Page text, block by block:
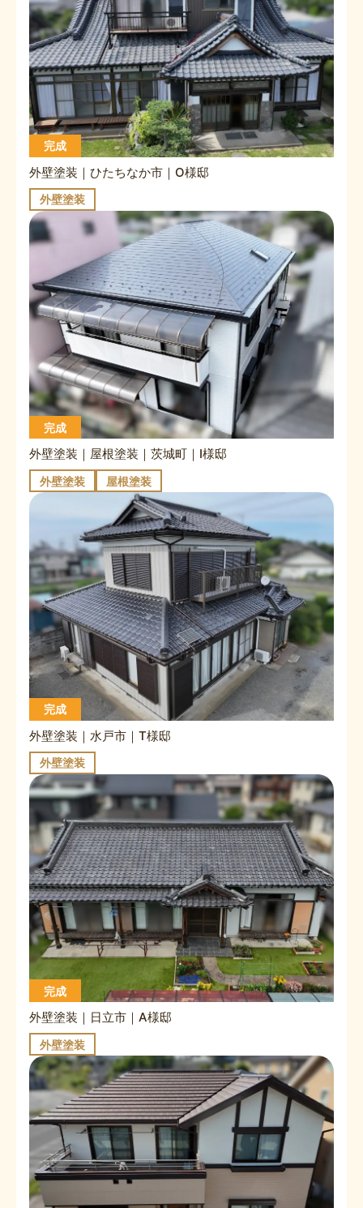
完成
外壁塗装｜ひたちなか市｜O様邸
外壁塗装
完成
外壁塗装｜屋根塗装｜茨城町｜I様邸
外壁塗装 屋根塗装
完成
外壁塗装｜水戸市｜T様邸
外壁塗装
完成
外壁塗装｜日立市｜A様邸
外壁塗装